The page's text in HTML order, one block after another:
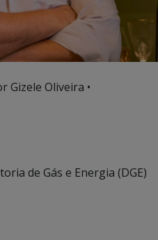
Gizele Oliveira •
de Gás e Energia (DGE)